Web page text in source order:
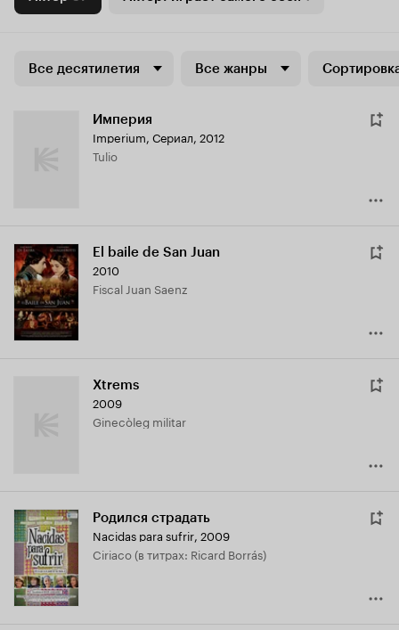
Все десятилетия Все жанры
Империя
Imperium, Сериал, 2012
Tulio
El baile de San Juan
2010
Fiscal Juan Saenz
Xtrems
2009
Ginecòleg militar
Родился страдать
Nacidas para sufrir, 2009
Ciriaco (в титрах: Ricard Borrás)